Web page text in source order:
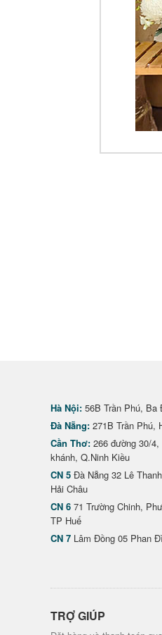
Hà Nội: 56B Trần Phú, Ba
Đà Nẵng: 271B Trần Phú,
Cần Thơ: 266 đường 30/4,
khánh, Q.Ninh Kiều
CN 5 Đà Nẵng 32 Lê
Hải Châu
CN 6 71 Trường Chinh,
TP Huế
CN 7 Lâm Đồng 05 Phan
TRỢ GIÚP